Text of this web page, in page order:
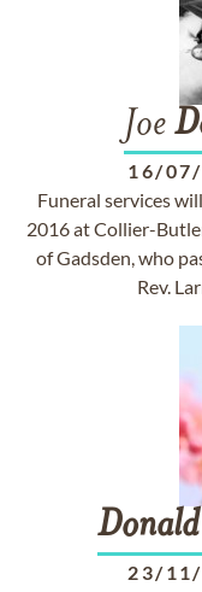
Joe
16/
Funeral services
2016 at Collier-
of Gadsden, who
Rev.
Donald
23/